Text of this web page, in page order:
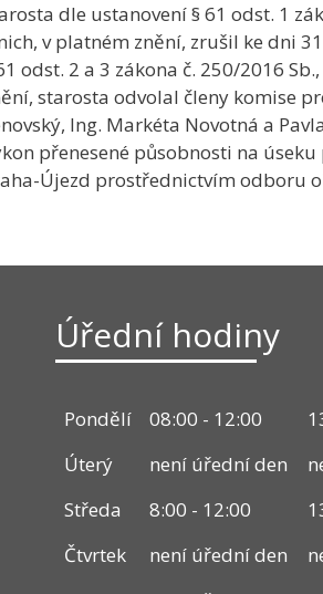
dle ustanovení § 61 odst. 1
v platném znění, zrušil ke dni
odst. 2 a 3 zákona č. 250/2016
starosta odvolal členy komise
Ing. Markéta Novotná a
přenesené působnosti na
Újezd prostřednictvím odboru
Úřední hodiny
Pondělí 08:00 - 12:00
Úterý
není úřední den
Středa
8:00 - 12:00
Čtvrtek
není úřední den